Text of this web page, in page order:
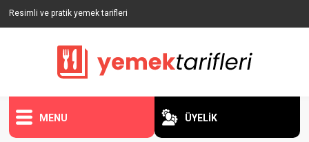
Resimli ve pratik yemek tarifleri
MENU ÜYELİK